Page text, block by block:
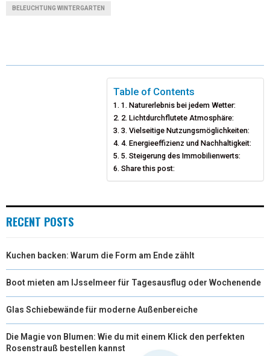
T O R
E
S
T
D
N
BELEUCHTUNG WINTERGARTEN
Table of Contents
1. Naturerlebnis bei jedem Wetter:
2. Lichtdurchflutete Atmosphäre:
3. Vielseitige Nutzungsmöglichkeiten:
4. Energieeffizienz und Nachhaltigkeit:
5. Steigerung des Immobilienwerts:
Share this post:
RECENT POSTS
Kuchen backen: Warum die Form am Ende zählt
Boot mieten am IJsselmeer für Tagesausflug oder Wochenende
Glas Schiebewände für moderne Außenbereiche
Die Magie von Blumen: Wie du mit einem Klick den perfekten
Rosenstrauß bestellen kannst